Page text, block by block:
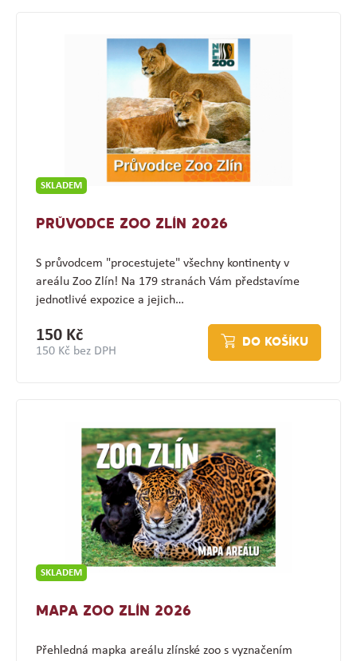
SKLADEM
PRŮVODCE ZOO ZLÍN 2026
S průvodcem "procestujete" všechny kontinenty v
areálu Zoo Zlín! Na 179 stranách Vám představíme
jednotlivé expozice a jejich…
150 Kč
150 Kč bez DPH
DO KOŠÍKU
SKLADEM
MAPA ZOO ZLÍN 2026
Přehledná mapka areálu zlínské zoo s vyznačením